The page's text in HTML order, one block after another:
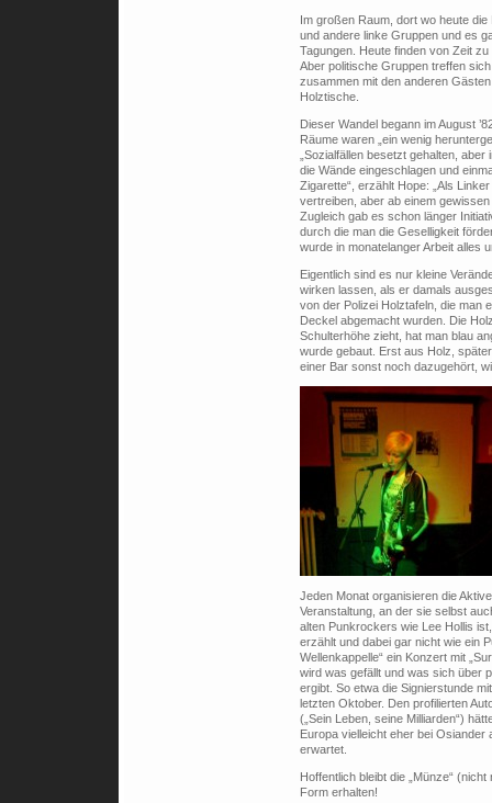
Im großen Raum, dort wo heute
und andere linke Gruppen und es
Tagungen. Heute finden von Zeit
Aber politische Gruppen treffen
zusammen mit den anderen
Holztische.
Dieser Wandel begann imAugust
Räume waren „ein wenig
„Sozialfällen besetzt gehalten,
die Wände eingeschlagen und
Zigarette“, erzählt Hope: „Als
vertreiben, aber ab einem
Zugleich gab es schon länger
durch die man die Geselligkeit
wurde in monatelanger Arbeit alles
Eigentlich sind es nur kleine
wirken lassen, als er damals
von der Polizei Holztafeln, die man
Deckel abgemacht wurden. Die
Schulterhöhe zieht, hat man blau
wurde gebaut. Erst aus Holz,
einer Bar sonst noch dazugehört,
Jeden Monat organisieren die
Veranstaltung, an der sie selbst
alten Punkrockers wie Lee Hollis
erzählt und dabei gar nicht wie ein
Wellenkappelle“ ein Konzert mit
wird was gefällt und was sich über
ergibt. So etwa die Signierstunde
letzten Oktober. Den profilierten
(„Sein Leben, seine Milliarden“)
Europa vielleicht eher bei
erwartet.
Hoffentlich bleibt die „Münze“
Form erhalten!